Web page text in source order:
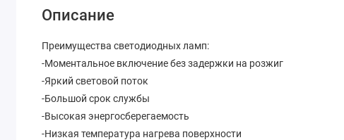
Описание
Преимущества светодиодных ламп:
-Моментальное включение без задержки на розжиг
-Яркий световой поток
-Большой срок службы
-Высокая энергосберегаемость
-Низкая температура нагрева поверхности